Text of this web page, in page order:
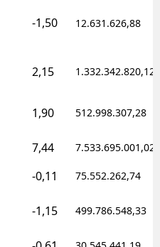
-1,50 12.631.626,88
2,15 1.332.342.820,12
1,90 512.998.307,28
7,44 7.533.695.001,02
-0,11 75.552.262,74
-1,15 499.786.548,33